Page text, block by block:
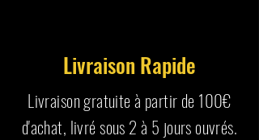
Livraison Rapide
Livraison gratuite à partir de 100€
d'achat, livré sous 2 à 5 jours ouvrés.